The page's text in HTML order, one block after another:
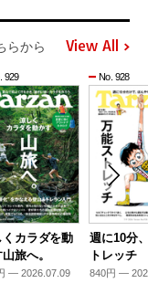
らから View All
929
くカラダを動
旅へ。
— 2026.07.09
No. 928
週に10分
トレッチ
840円 —